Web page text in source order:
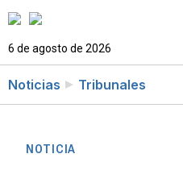
6 de agosto de 2026
Noticias Tribunales
NOTICIA